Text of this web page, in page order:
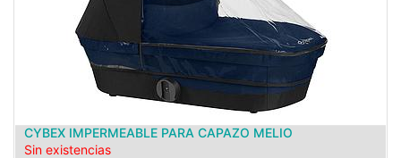
CYBEX IMPERMEABLE PARA CAPAZO MELIO
Sin existencias